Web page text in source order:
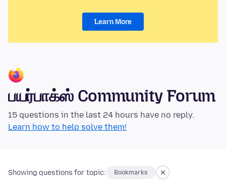
Learn More
பயர்பாக்ஸ் Community Forum
15 questions in the last 24 hours have no reply.
Learn how to help solve them!
Showing questions for topic: Bookmarks